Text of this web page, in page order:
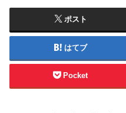
ポスト
はてブ
Pocket